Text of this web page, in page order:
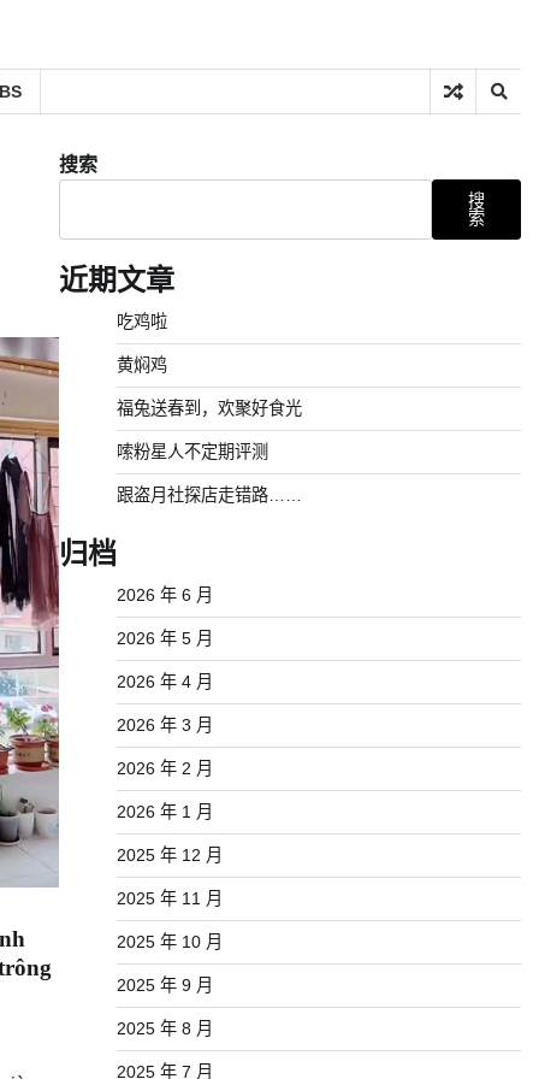
搜索
搜
索
近期文章
吃鸡啦
黄焖鸡
福兔送春到，欢聚好食光
嗦粉星人不定期评测
跟盗月社探店走错路……
归档
2026 年 6 月
2026 年 5 月
2026 年 4 月
2026 年 3 月
2026 年 2 月
2026 年 1 月
2025 年 12 月
2025 年 11 月
2025 年 10 月
2025 年 9 月
2025 年 8 月
2025 年 7 月